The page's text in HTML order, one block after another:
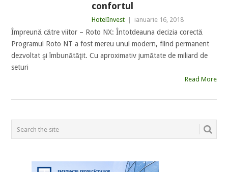
confortul
HotelInvest ianuarie 16, 2018
Împreună către viitor – Roto NX: Întotdeauna decizia corectă
Programul Roto NT a fost mereu unul modern, fiind permanent
dezvoltat şi îmbunătăţit. Cu aproximativ jumătate de miliard de
seturi
Read More
POSTS
NAVIGATION